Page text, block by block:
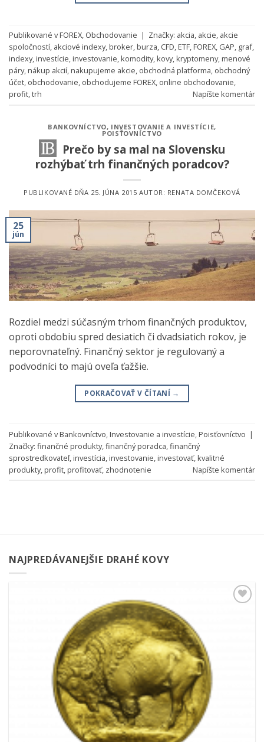
Publikované vFOREX, Obchodovanie | Značky: akcia, akcie, akcie
spoločností, akciové indexy,broker,burza, CFD,ETF,FOREX, GAP, graf,
indexy,investície,investovanie,komodity,kovy,kryptomeny,menové
páry,nákup akcií,nakupujeme akcie, obchodná platforma, obchodný
účet, obchodovanie, obchodujeme FOREX, online obchodovanie,
profit,trh Napíšte komentár
BANKOVNÍCTVO, INVESTOVANIE A INVESTÍCIE,
POISŤOVNÍCTVO
Prečo by sa mal na Slovensku
rozhýbať trh finančných poradcov?
PUBLIKOVANÉ DŇA 25. JÚNA 2015 AUTOR: RENATA DOMČEKOVÁ
25
jún
Rozdiel medzi súčasným trhom finančných produktov,
oproti obdobiu spred desiatich či dvadsiatich rokov, je
neporovnateľný. Finančný sektor je regulovaný a
podvodníci to majú oveľa ťažšie.
POKRAČOVAŤ V ČÍTANÍ →
Publikované vBankovníctvo,Investovanie a investície,Poisťovníctvo |
Značky: finančné produkty,finančný poradca,finančný
sprostredkovateľ,investícia,investovanie,investovať,kvalitné
produkty,profit,profitovať, zhodnotenie Napíšte komentár
NAJPREDÁVANEJŠIE DRAHÉ KOVY